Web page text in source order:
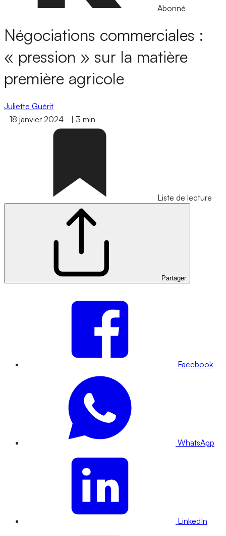
Abonné
Négociations commerciales :
« pression » sur la matière
première agricole
Juliette Guérit
- 18 janvier 2024 - 3 min
Liste de lecture
Partager
Facebook
WhatsApp
LinkedIn